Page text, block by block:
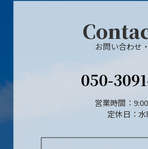
お問い合わせ
050-
営業時間：
定休日：